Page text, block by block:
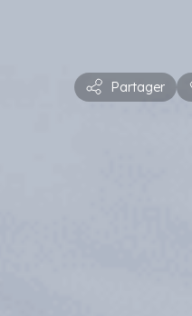
Partager